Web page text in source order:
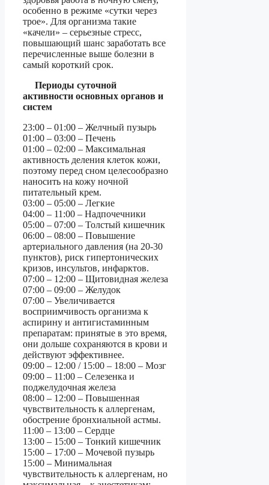
особенно в режиме «сутки через
трое». Для организма такие
«качели» – серьезные стресс,
повышающий шанс заработать все
перечисленные выше болезни в
самый короткий срок.
Периоды суточной
активности основных органов и
систем
23:00 – 01:00 – Желчный пузырь
01:00 – 03:00 – Печень
01:00 – 02:00 – Максимальная
активность деления клеток кожи,
поэтому перед сном целесообразно
наносить на кожу ночной
питательный крем.
03:00 – 05:00 – Легкие
04:00 – 11:00 – Надпочечники
05:00 – 07:00 – Толстый кишечник
06:00 – 08:00 – Повышение
артериального давления (на 20-30
пунктов), риск гипертонических
кризов, инсультов, инфарктов.
07:00 – 12:00 – Щитовидная железа
07:00 – 09:00 – Желудок
07:00 – Увеличивается
восприимчивость организма к
аспирину и антигистаминным
препаратам: принятые в это время,
они дольше сохраняются в крови и
действуют эффективнее.
09:00 – 12:00 / 15:00 – 18:00 – Мозг
09:00 – 11:00 – Селезенка и
поджелудочная железа
08:00 – 12:00 – Повышенная
чувствительность к аллергенам,
обострение бронхиальной астмы.
11:00 – 13:00 – Сердце
13:00 – 15:00 – Тонкий кишечник
15:00 – 17:00 – Мочевой пузырь
15:00 – Минимальная
чувствительность к аллергенам, но